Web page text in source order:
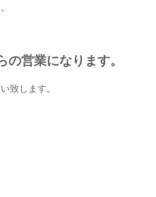
の営業になります。
致します。